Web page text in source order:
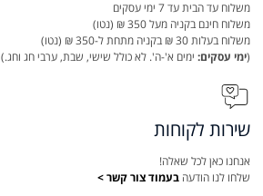
משלוח עד הבית עד 7 ימי עסקים
משלוח חינם בקניה מעל 350 ₪ (נטו)
משלוח בעלות 30 ₪ בקניה מתחת ל-350 ₪ (נטו)
(ימי עסקים: ימים א'-ה'. לא כולל שישי, שבת, ערבי חג וחג.)
שירות לקוחות
אנחנו כאן לכל שאלה!
שלחו לנו הודעה בעמוד צור קשר >